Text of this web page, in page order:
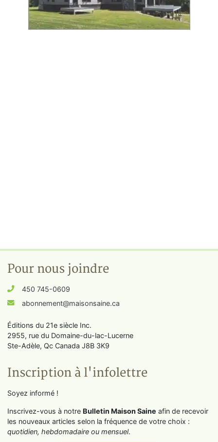
Pour nous joindre
450 745-0609
abonnement@maisonsaine.ca
Éditions du 21e siècle Inc.
2955, rue du Domaine-du-lac-Lucerne
Ste-Adèle, Qc Canada J8B 3K9
Inscription à l'infolettre
Soyez informé !
Inscrivez-vous à notre Bulletin Maison Saine afin de recevoir
les nouveaux articles selon la fréquence de votre choix :
quotidien, hebdomadaire ou mensuel.